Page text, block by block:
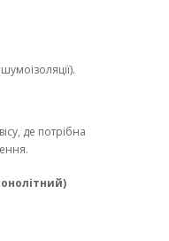
де потрібна